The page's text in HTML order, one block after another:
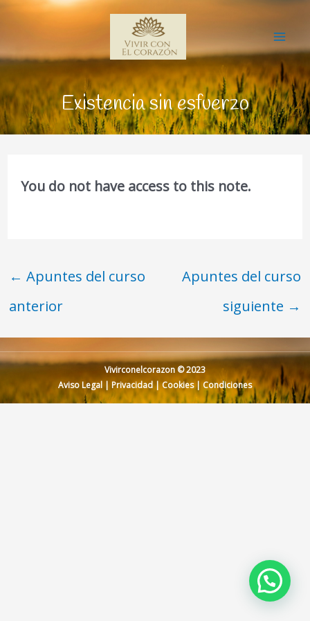
contenido
Existencia sin esfuerzo
You do not have access to this note.
← Apuntes del curso
anterior
Apuntes del curso
siguiente →
Vivirconelcorazon © 2023
Aviso Legal | Privacidad|Cookies| Condiciones